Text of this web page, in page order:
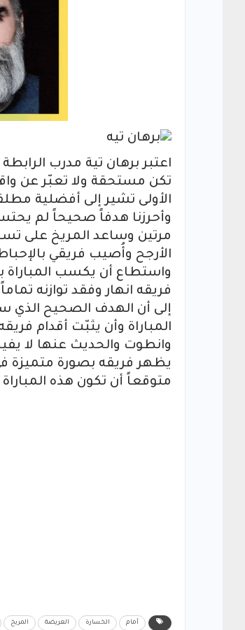
اعتبر برهان تية مدرب
تكن مستحقة ولا تعبّر عن واقع
الأولى تشير إلى أفضلية
وأحرزنا هدفاً صحيحاً لم
مرتين وساعد المريخ على
الأرجح وأُصيب فريقي
واستطاع أن يكسب المباراة
فريقه انهار وفقد توازنه
إلى أن الهدف الصحيح الذي
المباراة وأن يثبّت أقدام
وانطوت والحديث عنها لا
يظهر فريقه بصورة متميزة
متوقعاً أن تكون هذه
أمام الخسارة العريضة المريخ